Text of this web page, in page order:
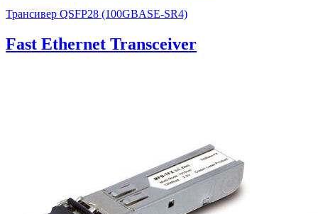
Трансивер QSFP28 (100GBASE-SR4)
Fast Ethernet Transceiver